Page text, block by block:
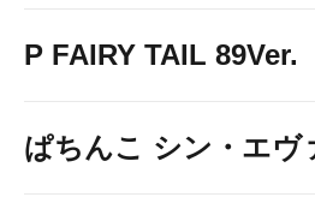
P FAIRY TAIL 89Ver.
ぱちんこ シン・エヴ